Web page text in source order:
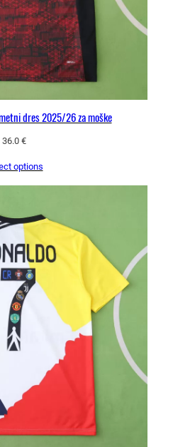
dres 2025/26 za moške
36.0 €
options